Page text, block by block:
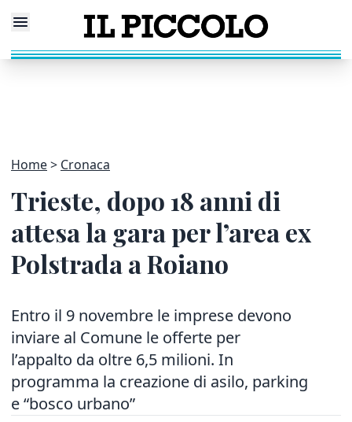
Home Cronaca
Trieste, dopo 18 anni di
attesa la gara per l’area ex
Polstrada a Roiano
Entro il 9 novembre le imprese devono
inviare al Comune le offerte per
l’appalto da oltre 6,5 milioni. In
programma la creazione di asilo, parking
e “bosco urbano”